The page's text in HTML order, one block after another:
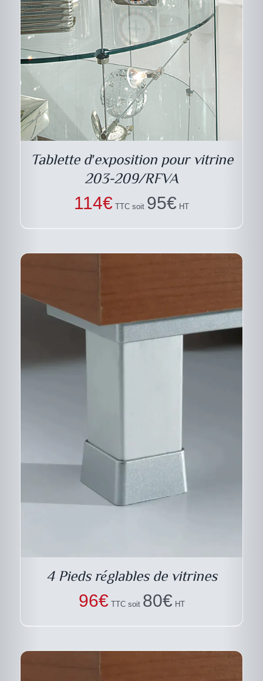
Tablette d′exposition pour vitrine
203-209/RFVA
114€ TTC soit 95€ HT
DESCRIPTIF DU
PRODUIT
4 Pieds réglables de vitrines
96€ TTC soit 80€ HT
DESCRIPTIF DU
PRODUIT